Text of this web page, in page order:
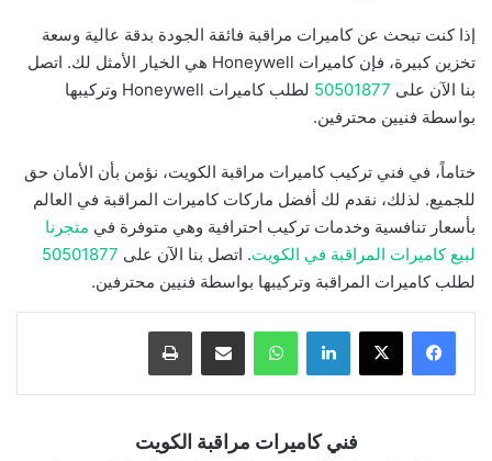
إذا كنت تبحث عن كاميرات مراقبة فائقة الجودة بدقة عالية وسعة
تخزين كبيرة، فإن كاميرات Honeywell هي الخيار الأمثل لك. اتصل
بنا الآن على 50501877
لطلب كاميرات Honeywell وتركيبها
بواسطة فنيين محترفين.
ختاماً، في فني تركيب كاميرات مراقبة الكويت، نؤمن بأن الأمان حق
للجميع. لذلك، نقدم لك أفضل ماركات كاميرات المراقبة في العالم
بأسعار تنافسية وخدمات تركيب احترافية وهي متوفرة في متجرنا
لبيع كاميرات المراقبة في الكويت. اتصل بنا الآن على 50501877
لطلب كاميرات المراقبة وتركيبها بواسطة فنيين محترفين.
لينكدإن واتساب مشاركة بالبريد الإلكترونيطباعة
فني كاميرات مراقبة الكويت